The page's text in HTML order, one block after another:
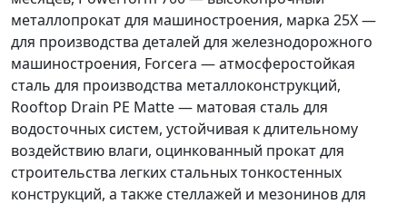
металлопрокат для машиностроения, марка 25Х —
для производства деталей для железнодорожного
машиностроения, Forcera — атмосферостойкая
сталь для производства металлоконструкций,
Rooftop Drain PE Matte — матовая сталь для
водосточных систем, устойчивая к длительному
воздействию влаги, оцинкованный прокат для
строительства легких стальных тонкостенных
конструкций, а также стеллажей и мезонинов для